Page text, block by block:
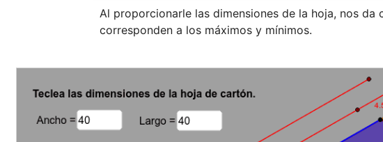
Al proporcionarle las dimensiones de la hoja, nos da
corresponden a los máximos y mínimos.